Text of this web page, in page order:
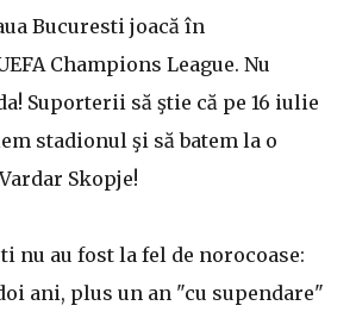
Bucuresti joacă în
Champions League. Nu
Suporterii să ştie că pe 16 iulie
stadionul şi să batem la o
Skopje!
nu au fost la fel de norocoase:
ani, plus un an "cu supendare"